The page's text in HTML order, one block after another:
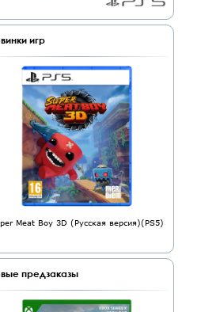
игр
Meat Boy 3D (Русская версия)(PS5)
предзаказы